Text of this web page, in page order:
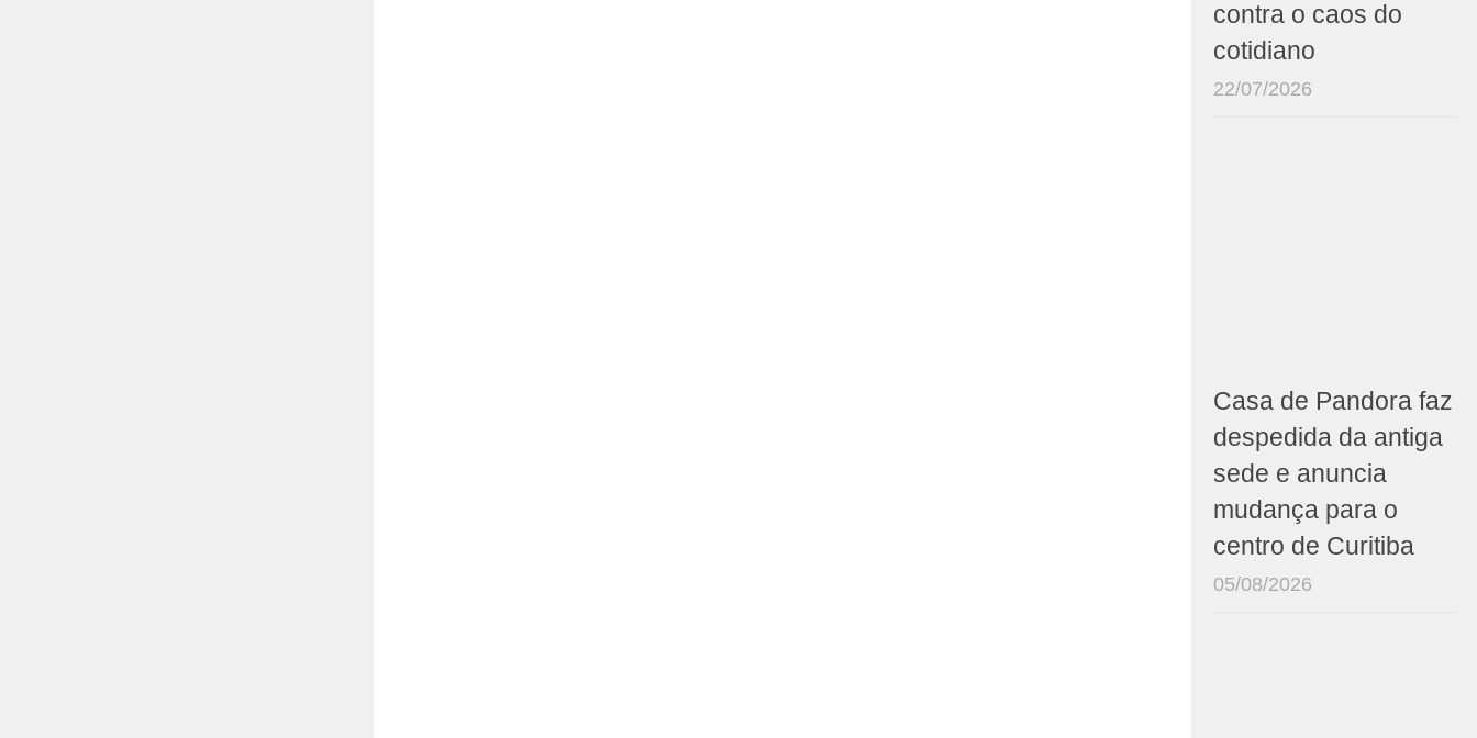
contra o caos do
cotidiano
22/07/2026
Casa de Pandora faz
despedida da antiga
sede e anuncia
mudança para o
centro de Curitiba
05/08/2026